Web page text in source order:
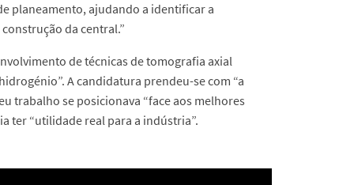
planeamento, ajudando a identificar a
da central.”
de técnicas de tomografia axial
A candidatura prendeu-se com “a
trabalho se posicionava “face aos melhores
ter “utilidade real para a indústria”.